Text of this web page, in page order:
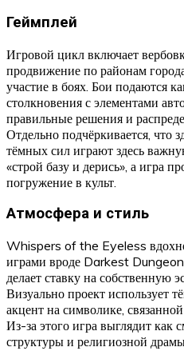
Геймплей
Игровой цикл включает
продвижение по районам
участие в боях. Бои подаются
столкновения с элементами
правильные решения и
Отдельно подчёркивается, что
тёмных сил играют здесь
«строй базу и дерись», а игра
погружение в культ.
Атмосфера и стиль
Whispers of the Eyeless
играми вроде Darkest
делает ставку на собственную
Визуально проект использует
акцент на символике,
Из-за этого игра выглядит как
структуры и религиозной